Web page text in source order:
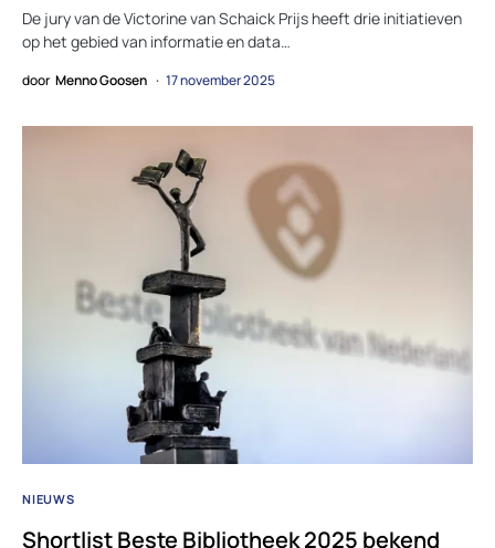
De jury van de Victorine van Schaick Prijs heeft drie initiatieven
op het gebied van informatie en data…
door Menno Goosen 17 november 2025
NIEUWS
Shortlist Beste Bibliotheek 2025 bekend